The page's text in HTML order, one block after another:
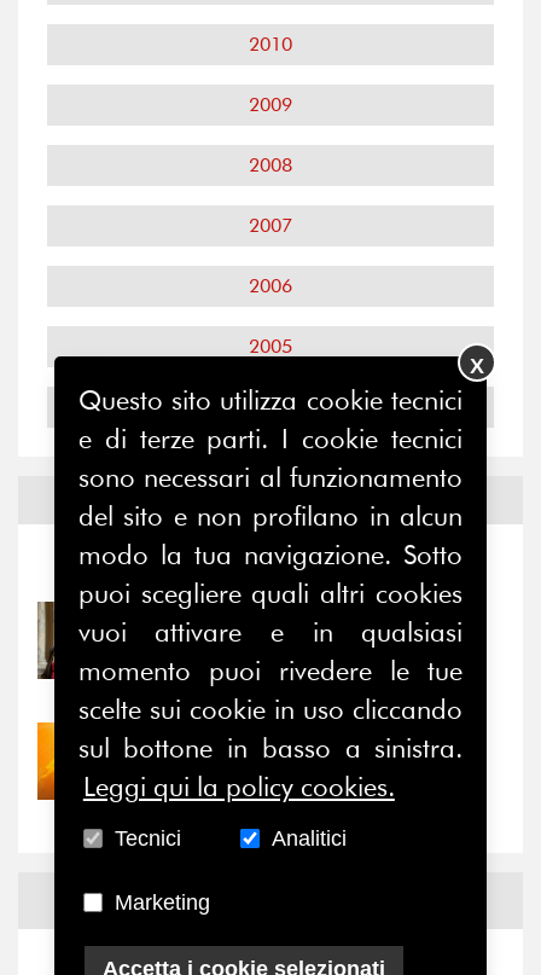
2010
2009
2008
2007
2006
2005
2004
Eventi
Notizie-Eventi
31/07/2026
Prima della pausa estiva,
il valore di...
30/07/2026
Nove anni dopo la
“grande cecità”: la...
News
Questo sito utilizza cookie tecnici
e di terze parti. I cookie tecnici
sono necessari al funzionamento
del sito e non profilano in alcun
modo la tua navigazione. Sotto
puoi scegliere quali altri cookies
vuoi attivare e in qualsiasi
momento puoi rivedere le tue
scelte sui cookie in uso cliccando
sul bottone in basso a sinistra.
Leggi qui la policy cookies.
Tecnici Analitici
Marketing
Accetta i cookie selezionati
X